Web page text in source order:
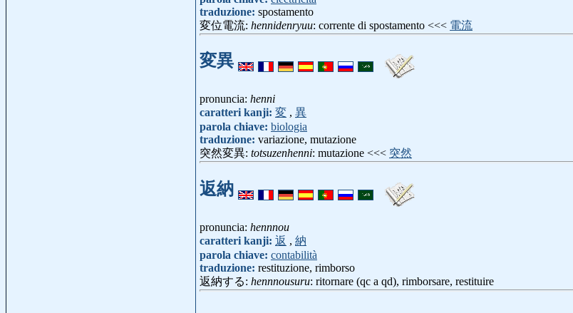
traduzione: spostamento
変位電流: hennidenryuu: corrente di spostamento <<< 電流
変異
pronuncia: henni
caratteri kanji: 変 , 異
parola chiave: biologia
traduzione: variazione, mutazione
突然変異: totsuzenhenni: mutazione <<< 突然
返納
pronuncia: hennnou
caratteri kanji: 返 , 納
parola chiave: contabilità
traduzione: restituzione, rimborso
返納する: hennnousuru: ritornare (qc a qd), rimborsare, restituire